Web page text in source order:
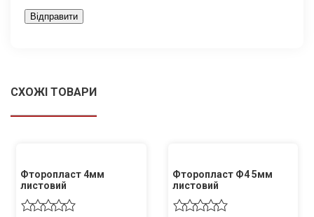
СХОЖІ ТОВАРИ
Фторопласт 4мм
листовий
Фторопласт Ф4 5мм
листовий